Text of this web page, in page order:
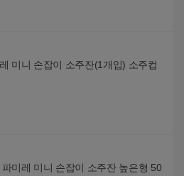
미니 손잡이 소주잔(1개입) 소주컵
미레 미니 손잡이 소주잔 높은형 50